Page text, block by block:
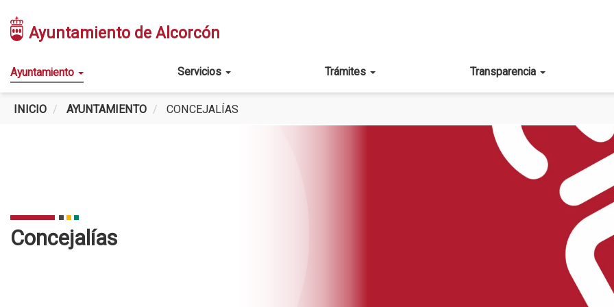
contenido
Ayuntamiento de Alcorcón
Main
navigation
Ayuntamiento Servicios Trámites Transparencia
INICIO AYUNTAMIENTO CONCEJALÍAS
Concejalías